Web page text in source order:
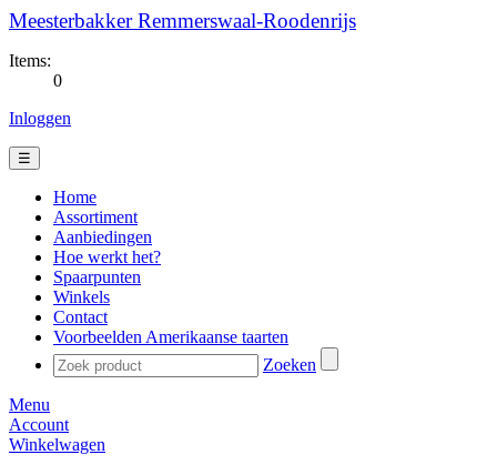
Meesterbakker Remmerswaal-Roodenrijs
Items:
0
Inloggen
☰
Home
Assortiment
Aanbiedingen
Hoe werkt het?
Spaarpunten
Winkels
Contact
Voorbeelden Amerikaanse taarten
Zoeken
Menu
Account
Winkelwagen